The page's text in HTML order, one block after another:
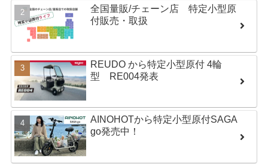
全国量販/チェーン店 特定小型原
付販売・取扱
REUDO から特定小型原付 4輪
型 RE004発表
AINOHOTから特定小型原付SAGA
go発売中！